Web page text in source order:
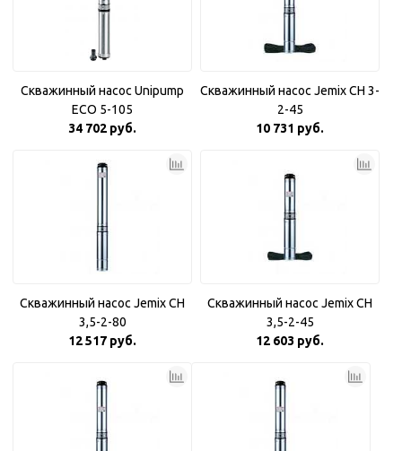
Скважинный насос Unipump
ECO 5-105
34 702 руб.
Скважинный насос Jemix CH 3-
2-45
10 731 руб.
Скважинный насос Jemix CH
3,5-2-80
12 517 руб.
Скважинный насос Jemix CH
3,5-2-45
12 603 руб.